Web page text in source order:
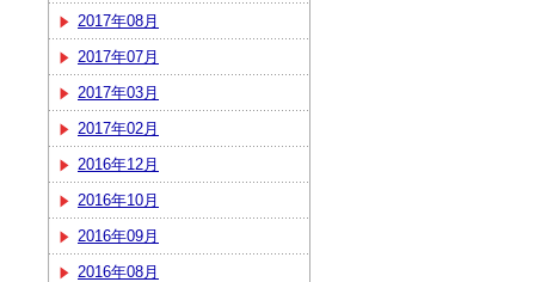
2017年08月
2017年07月
2017年03月
2017年02月
2016年12月
2016年10月
2016年09月
2016年08月